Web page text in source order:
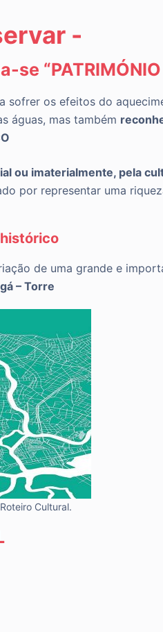
-
“PATRIMÓNIO
sofrer os efeitos do
águas, mas também
ou imaterialmente, pela
por representar uma
de uma grande e
– Torre
Cultural.